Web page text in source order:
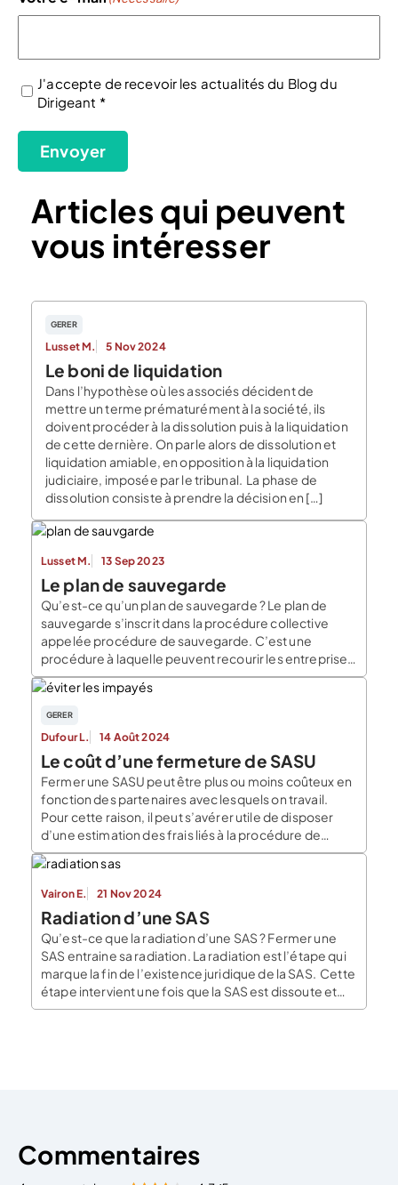
(Nécessaire)
J'accepte de recevoir les actualités du Blog du
Dirigeant *
Envoyer
Articles qui peuvent
vous intéresser
GERER
Lusset M. 5 Nov 2024
Le boni de liquidation
Dans l’hypothèse où les associés décident de
mettre un terme prématurément à la société, ils
doivent procéder à la dissolution puis à la liquidation
de cette dernière. On parle alors de dissolution et
liquidation amiable, en opposition à la liquidation
judiciaire, imposée par le tribunal. La phase de
dissolution consiste à prendre la décision en […]
Lusset M. 13 Sep 2023
Le plan de sauvegarde
Qu’est-ce qu’un plan de sauvegarde ? Le plan de
sauvegarde s’inscrit dans la procédure collective
appelée procédure de sauvegarde. C’est une
procédure à laquelle peuvent recourir les entreprises
en difficultés financières avérées, mais qui ne font
pas l’objet d’une cessation des paiements. Cela
signifie que, malgré la situation financière complexe,
l’entreprise continue de régler ses […]
GERER
Dufour L. 14 Août 2024
Le coût d’une fermeture de SASU
Fermer une SASU peut être plus ou moins coûteux en
fonction des partenaires avec lesquels on travail.
Pour cette raison, il peut s’avérer utile de disposer
d’une estimation des frais liés à la procédure de
fermeture avant de s’y engager. La connaissance
préalable de ces frais permet de les anticiper et, par
la même occasion, […]
Vairon E. 21 Nov 2024
Radiation d’une SAS
Qu’est-ce que la radiation d’une SAS ? Fermer une
SAS entraine sa radiation. La radiation est l’étape qui
marque la fin de l’existence juridique de la SAS. Cette
étape intervient une fois que la SAS est dissoute et
liquidée. C’est l’étape de fermeture de la SAS. Ainsi,
Commentaires